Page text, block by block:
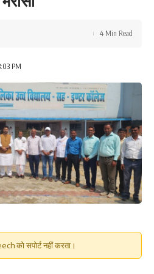
PM
4 Min Read
को सपोर्ट नहीं करता।